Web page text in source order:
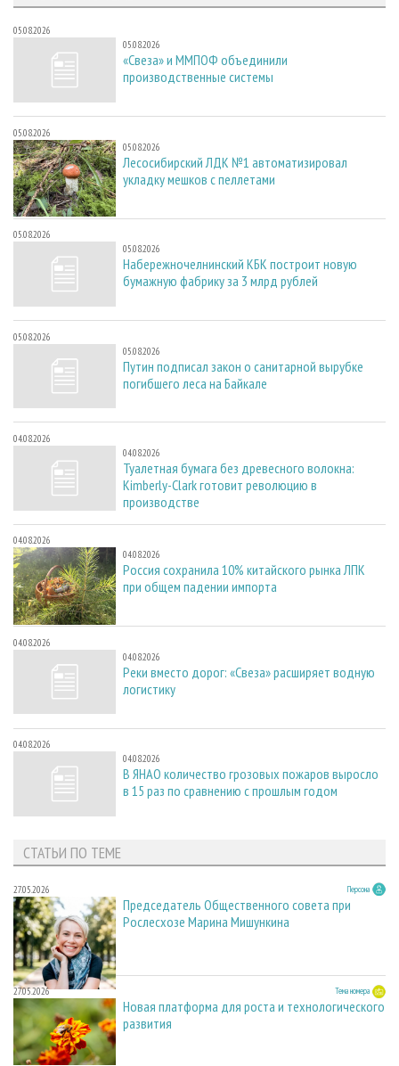
СУШКА ДРЕВЕСИНЫ
ПРОИЗВОДСТВО ДРЕВЕСНЫХ ПЛИТ
ДЕРЕВЯННОЕ ДОМОСТРОЕНИЕ
ПРОИЗВОДСТВО МЕБЕЛИ
БИОЭНЕРГЕТИКА
ЦБП
ИНСТРУМЕНТ И МАТЕРИАЛЫ
ПЕРСОНЫ
МОБИЛЬНЫЕ ВЫСТАВКИ
ОФИЦИАЛЬНЫЕ ДЕЛЕГАЦИИ
ПРИОРИТЕТНЫЕ ИНВЕСТПРОЕКТЫ
RUSSIAN FORESTRY REVIEW
ГАЗЕТА ЛЕСПРОМФОРУМ
БИБЛИОТЕКА СПЕЦИАЛИСТА
КОНТАКТЫ
РЕКЛАМА НА САЙТЕ
05.08.2026
05.08.2026
«Свеза» и ММПОФ объединили
производственные системы
05.08.2026
05.08.2026
Лесосибирский ЛДК №1 автоматизировал
укладку мешков с пеллетами
05.08.2026
05.08.2026
Набережночелнинский КБК построит новую
бумажную фабрику за 3 млрд рублей
05.08.2026
05.08.2026
Путин подписал закон о санитарной вырубке
погибшего леса на Байкале
04.08.2026
04.08.2026
Туалетная бумага без древесного волокна:
Kimberly-Clark готовит революцию в
производстве
04.08.2026
04.08.2026
Россия сохранила 10% китайского рынка ЛПК
при общем падении импорта
04.08.2026
04.08.2026
Реки вместо дорог: «Свеза» расширяет водную
логистику
04.08.2026
04.08.2026
В ЯНАО количество грозовых пожаров выросло
в 15 раз по сравнению с прошлым годом
СТАТЬИ ПО ТЕМЕ
27.05.2026 Персона
Председатель Общественного совета при
Рослесхозе Марина Мишункина
27.05.2026 Тема номера
Новая платформа для роста и технологического
развития